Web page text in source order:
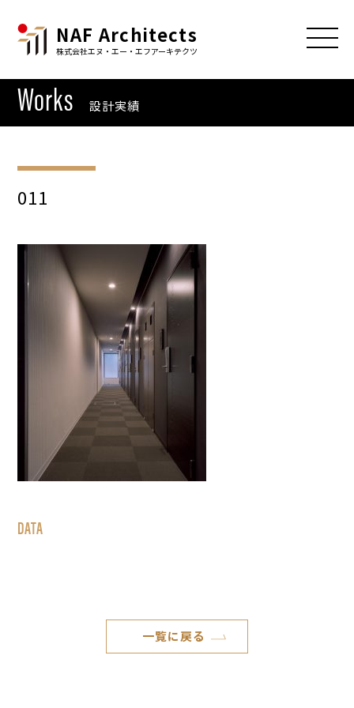
NAF Architects
株式会社エヌ・エー・エフアーキテクツ
Works 設計実績
011
DATA
一覧に戻る